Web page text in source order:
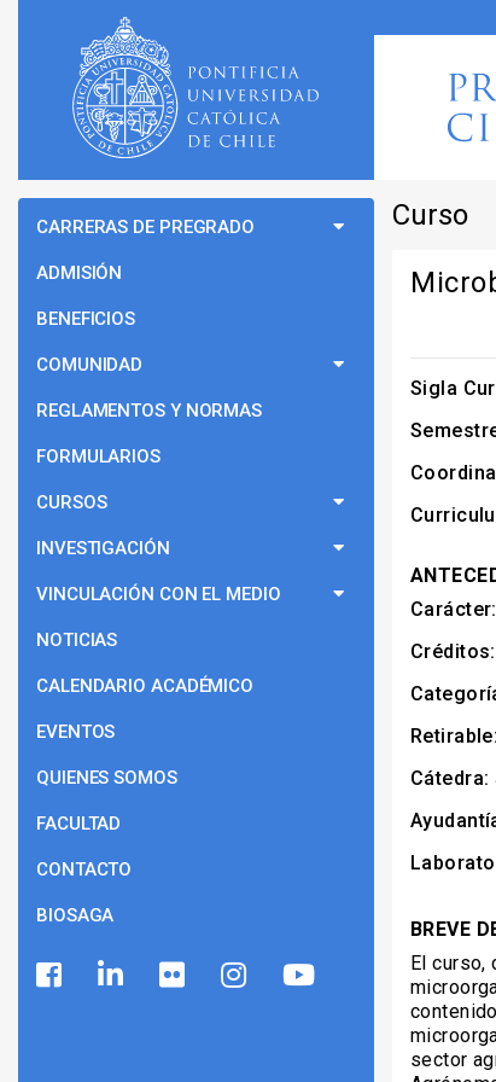
Curso
Sigla
Carácter:
Créditos:
Retirable:
Cátedra:
BREVE
El curso,
sector
CARRERAS DE PREGRADO
ADMISIÓN
BENEFICIOS
COMUNIDAD
REGLAMENTOS Y NORMAS
FORMULARIOS
CURSOS
INVESTIGACIÓN
VINCULACIÓN CON EL MEDIO
NOTICIAS
CALENDARIO ACADÉMICO
EVENTOS
QUIENES SOMOS
FACULTAD
CONTACTO
BIOSAGA